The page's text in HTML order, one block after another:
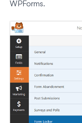
WPForms.